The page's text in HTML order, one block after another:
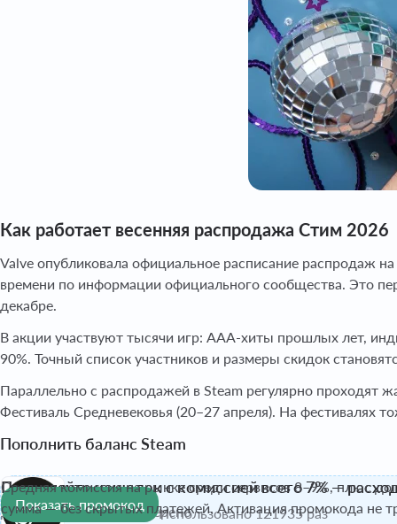
Как работает весенняя распродажа Стим 2026
Valve опубликовала официальное расписание распродаж
времени по информации официального сообщества. Это
декабре.
В акции участвуют тысячи игр: AAA-хиты прошлых лет,
90%. Точный список участников и размеры скидок
Параллельно с распродажей в Steam регулярно проходят
Фестиваль Средневековья (20–27 апреля). На фестивалях
Пополнить баланс Steam
Пополняйте кошелек с комиссией всего 7% —
До 31 дек. 2026 Проверено
Средняя комиссия на рынке среди сервисов 8–9%, плюс
сумма — без скрытых платежей. Активация промокода не
Показать промокод
Использовано 121935 раз